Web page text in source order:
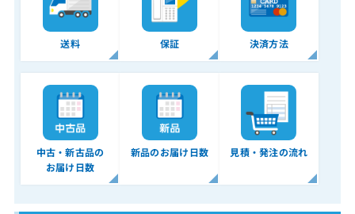
送料 保証 決済方法
中古・新古品の
お届け日数
新品のお届け日数 見積・発注の流れ